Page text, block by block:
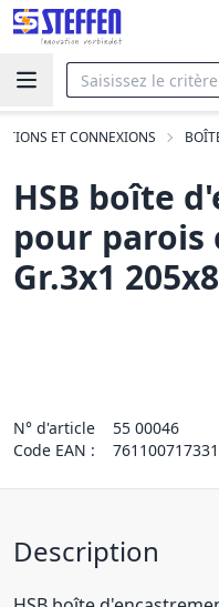
ET CONNEXIONS
HSB boîte
pour parois
Gr.3x1
N° d'article
55 00046
Code EAN :
Description